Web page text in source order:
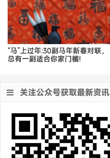
“马”上过年:30副马年新春对联，
总有一副适合你家门楣!
关注公众号获取最新资讯